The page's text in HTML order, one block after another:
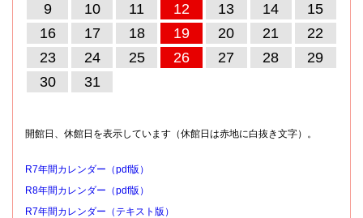
9
10 11 12 13 14
15
16
17 18 19 20 21
22
23
24 25 26 27 28
29
30
31
開館日、休館日を表示しています（休館日は赤地に白抜き文字）。
R7年間カレンダー（pdf版）
R8年間カレンダー（pdf版）
R7年間カレンダー（テキスト版）